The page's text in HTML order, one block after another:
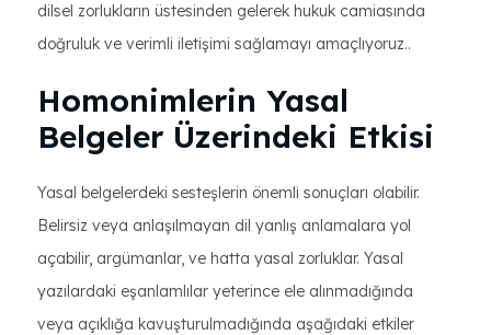
dilsel zorlukların üstesinden gelerek hukuk camiasında
doğruluk ve verimli iletişimi sağlamayı amaçlıyoruz..
Homonimlerin Yasal
Belgeler Üzerindeki Etkisi
Yasal belgelerdeki sesteşlerin önemli sonuçları olabilir.
Belirsiz veya anlaşılmayan dil yanlış anlamalara yol
açabilir, argümanlar, ve hatta yasal zorluklar. Yasal
yazılardaki eşanlamlılar yeterince ele alınmadığında
veya açıklığa kavuşturulmadığında aşağıdaki etkiler